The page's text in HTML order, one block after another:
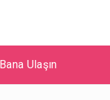
Bana Ulaşın